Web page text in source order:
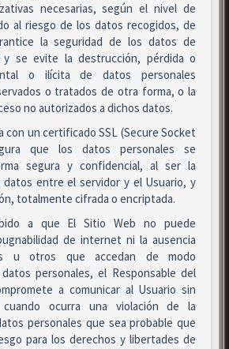
necesarias, según el nivel de
al riesgo de los datos recogidos, de
la seguridad de los datos de
y se evite la destrucción, pérdida o
o ilícita de datos personales
o tratados de otra forma, o la
no autorizados a dichos datos.
con un certificado SSL (Secure Socket
que los datos personales se
segura y confidencial, al ser la
datos entre el servidor y el Usuario, y
totalmente cifrada o encriptada.
a que El Sitio Web no puede
de internet ni la ausencia
u otros que accedan de modo
personales, el Responsable del
a comunicar al Usuario sin
cuando ocurra una violación de la
personales que sea probable que
para los derechos y libertades de